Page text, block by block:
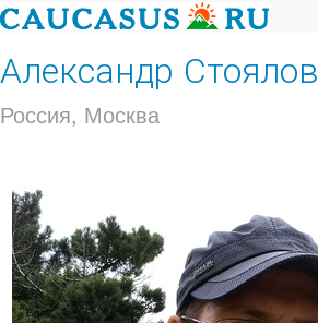
Александр Стоялов
Россия, Москва